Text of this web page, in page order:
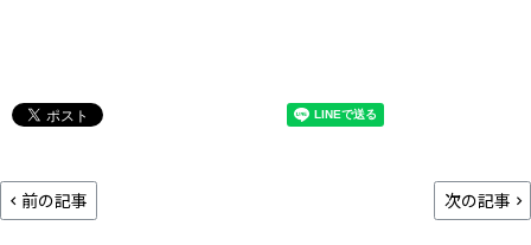
前の記事 次の記事